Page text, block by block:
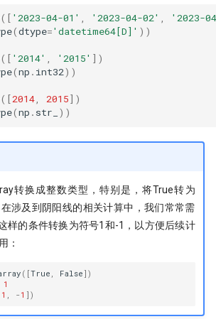
([ '2023-04-01' , '2023-04-02' ,
'2023-
(dtype='datetime64[D]' ))
([ '2014' , '2015' ])
(np . int32))
([2014, 2015])
(np . str_ ))
转换成整数类型，特别是，将True转为
涉及到阴阳线的相关计算中，我们常常需
样的条件转换为符号1和-1，以方便后续计
：
([True False ])
1
1 -1 ])